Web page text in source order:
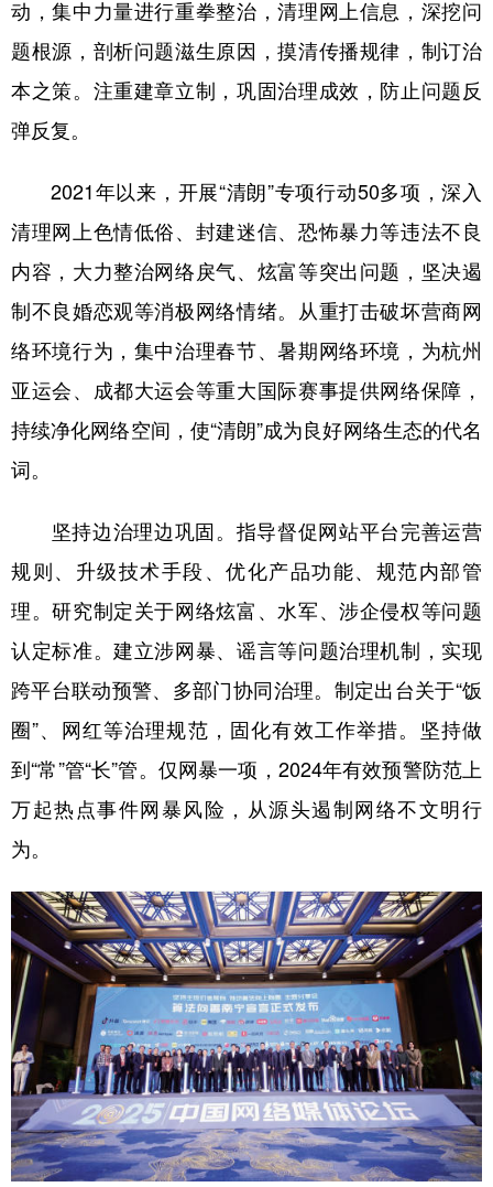
English Español Français عربى
Deutsch
动，集中力量进行重拳整治，清理网上信息，深挖问
题根源，剖析问题滋生原因，摸清传播规律，制订治
本之策。注重建章立制，巩固治理成效，防止问题反
弹反复。
2021年以来，开展“清朗”专项行动50多项，深入
清理网上色情低俗、封建迷信、恐怖暴力等违法不良
内容，大力整治网络戾气、炫富等突出问题，坚决遏
制不良婚恋观等消极网络情绪。从重打击破坏营商网
络环境行为，集中治理春节、暑期网络环境，为杭州
亚运会、成都大运会等重大国际赛事提供网络保障，
持续净化网络空间，使“清朗”成为良好网络生态的代名
词。
坚持边治理边巩固。指导督促网站平台完善运营
规则、升级技术手段、优化产品功能、规范内部管
理。研究制定关于网络炫富、水军、涉企侵权等问题
认定标准。建立涉网暴、谣言等问题治理机制，实现
跨平台联动预警、多部门协同治理。制定出台关于“饭
圈”、网红等治理规范，固化有效工作举措。坚持做
到“常”管“长”管。仅网暴一项，2024年有效预警防范上
万起热点事件网暴风险，从源头遏制网络不文明行
为。